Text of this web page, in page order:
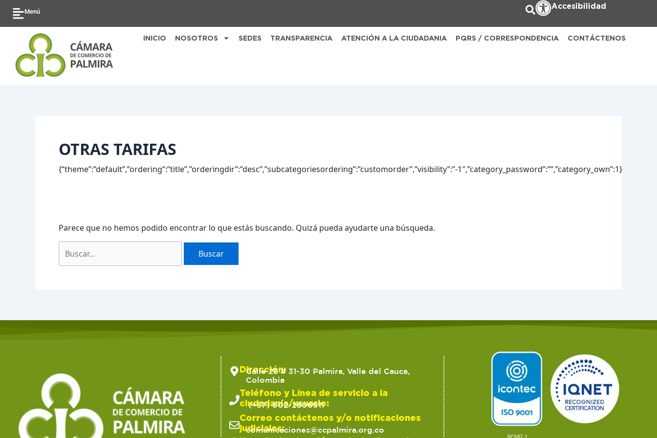
contenido
Menú
Accesibilidad
INICIO NOSOTROS SEDES TRANSPARENCIA ATENCIÓN A LA CIUDADANIA PQRS / CORRESPONDENCIA CONTÁCTENOS
OTRAS TARIFAS
{“theme”:”default”,”ordering”:”title”,”orderingdir”:”desc”,”subcategoriesordering”:”customorder”,”visibility”:”-1″,”category_password”:””,”category_own”:1}
Parece que no hemos podido encontrar lo que estás buscando. Quizá pueda ayudarte una búsqueda.
Dirección:
Calle 28 # 31-30 Palmira, Valle del Cauca,
Colombia
Teléfono y Línea de servicio a la
ciudadanía/usuario:
(+57) 602-2806911
Correo contáctenos y/o notificaciones
judiciales:
comunicaciones@ccpalmira.org.co